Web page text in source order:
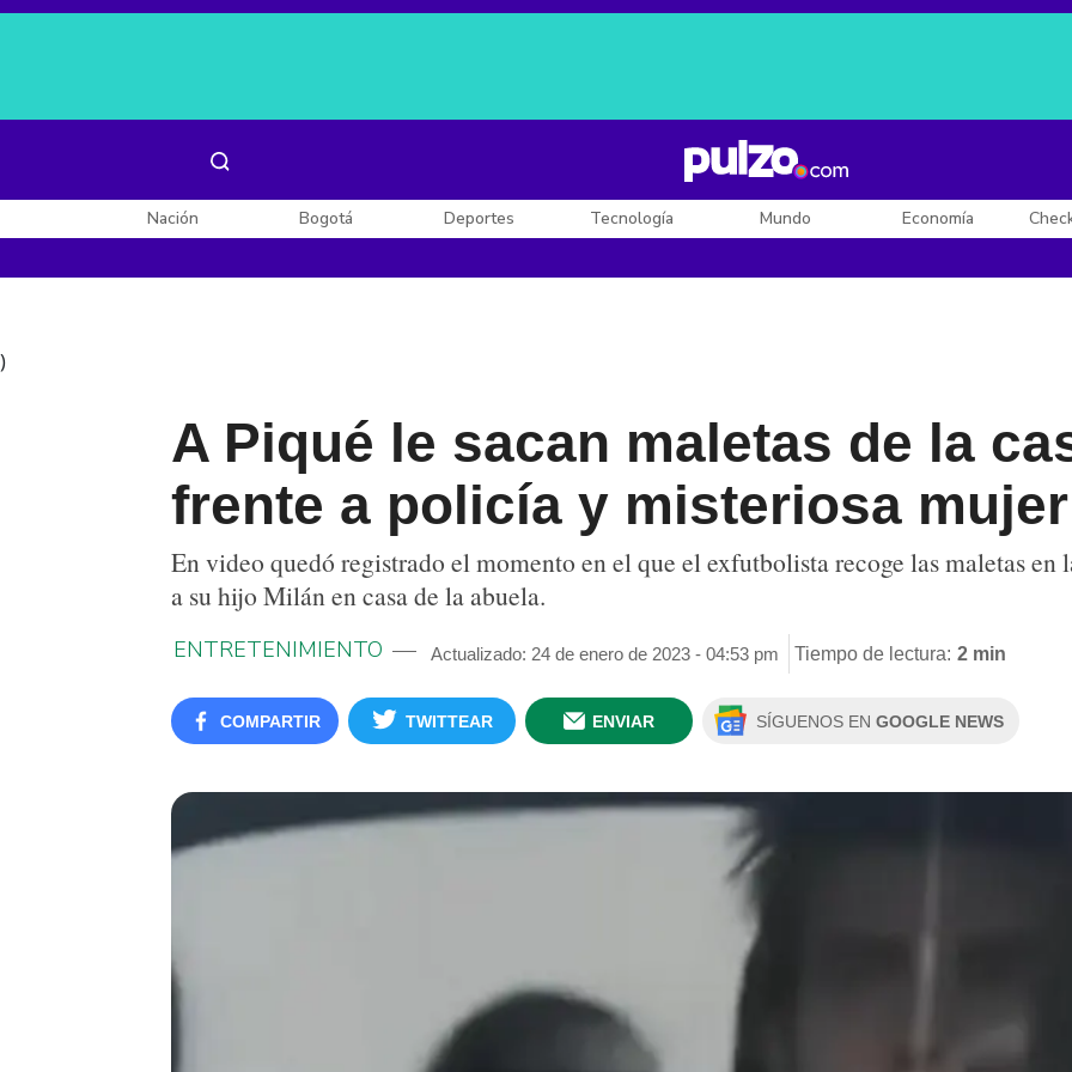
Posesión de De la Espriella
Nación Bogotá Deportes Tecnología Mundo Economía
)
A Piqué le sacan maletas de la
frente a policía y misteriosa mujer
En video quedó registrado el momento en el que el exfutbolista recoge las maletas en
a su hijo Milán en casa de la abuela.
ENTRETENIMIENTO Actualizado: 24 de enero de 2023 - 04:53 pm Tiempo de lectura: 2 min
COMPARTIR TWITTEAR ENVIAR SÍGUENOS EN GOOGLE NEWS